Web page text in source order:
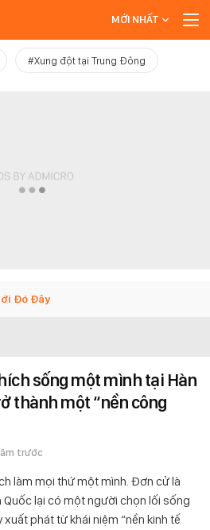
MỚI NHẤT
#Xung đột tại Trung Đông
Đó Đây
sống một mình tại Hàn
thành một “nền công
trước
làm mọi thứ một mình. Đơn cử là
Quốc lại có một người chọn lối sống
xuất phát từ khái niệm “nền kinh tế